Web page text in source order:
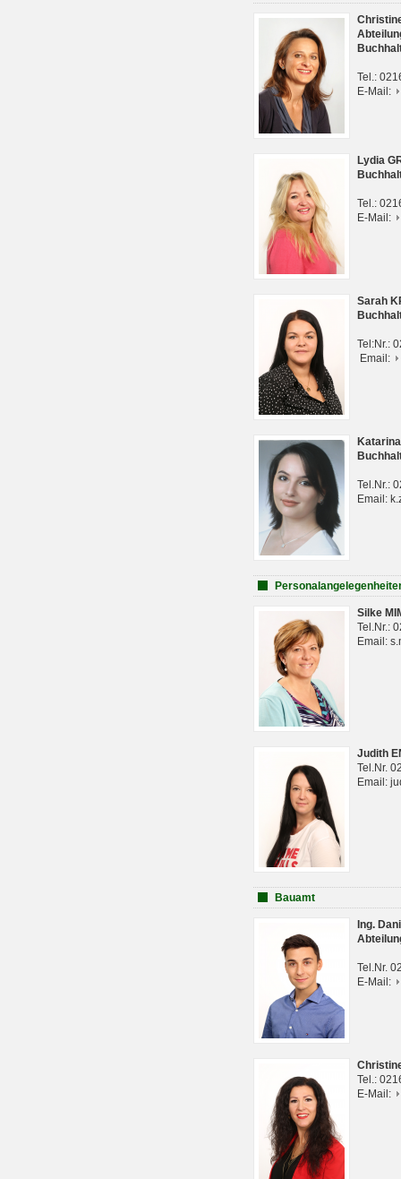
Tel.:
E-Mail:
Lydia
Tel.:
E-Mail:
Sarah
Tel:Nr.:
Email:
Tel.Nr.:
Email:
Silke
Tel.Nr.:
Email:
Judith
Tel.Nr.
Email:
Bauamt
Ing.
Tel.Nr.
E-Mail:
Tel.:
E-Mail: